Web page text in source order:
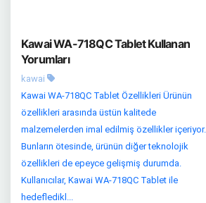
Kawai WA-718QC Tablet Kullanan
Yorumları
kawai
Kawai WA-718QC Tablet Özellikleri Ürünün
özellikleri arasında üstün kalitede
malzemelerden imal edilmiş özellikler içeriyor.
Bunların ötesinde, ürünün diğer teknolojik
özellikleri de epeyce gelişmiş durumda.
Kullanıcılar, Kawai WA-718QC Tablet ile
hedefledikl...